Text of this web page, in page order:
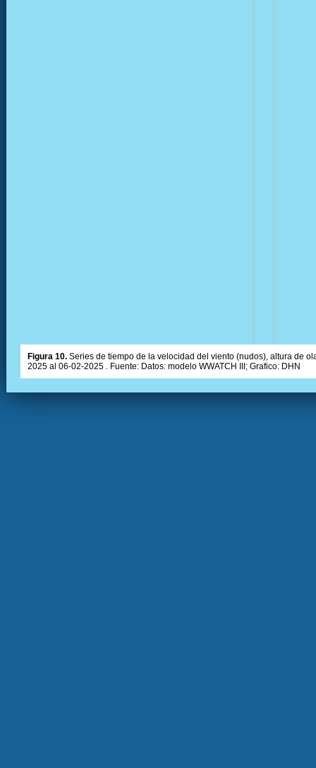
Figura 10. Series de tiempo de la velocidad del viento (nudos), altura de
2025 al 06-02-2025 . Fuente: Datos: modelo WWATCH III; Grafico: DHN